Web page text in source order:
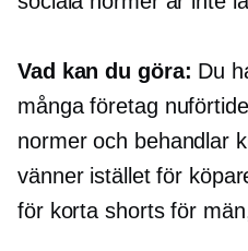
Vad kan du göra: Du
många företag
normer och behandlar
vänner istället för
för korta shorts för